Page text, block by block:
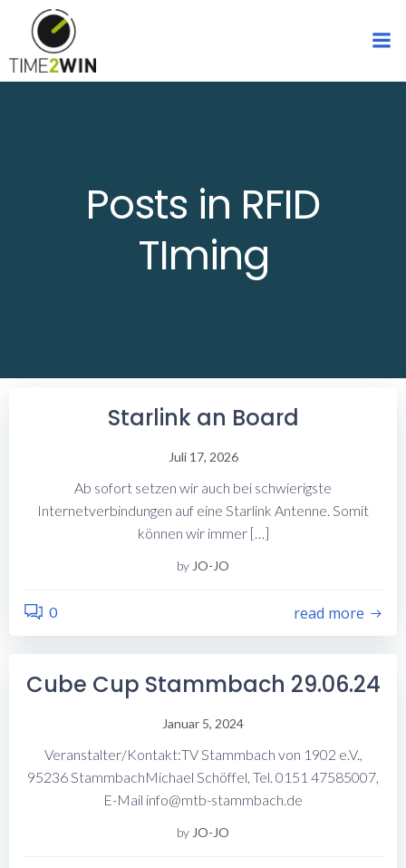
Posts in RFID
TIming
Starlink an Board
Juli 17, 2026
Ab sofort setzen wir auch bei schwierigste
Internetverbindungen auf eine Starlink Antenne. Somit
können wir immer […]
byJO-JO
0 read more
Cube Cup Stammbach 29.06.24
Januar 5, 2024
Veranstalter/Kontakt:TV Stammbach von 1902 e.V.,
95236 StammbachMichael Schöffel, Tel. 0151 47585007,
E-Mail info@mtb-stammbach.de
byJO-JO